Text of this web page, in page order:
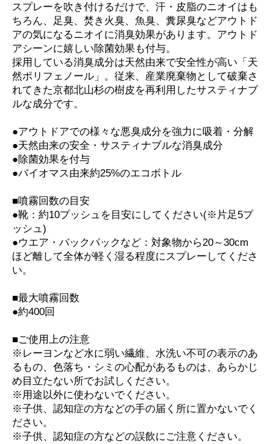
スプレーを吹き付けるだけで、汗・皮脂のニオイはも
ちろん、足臭、焚き火臭、魚臭、糞尿臭などアウトド
アの気になるニオイに消臭効果があります。アウトド
アシーンに嬉しい除菌効果も付与。
採用している消臭成分は天然由来で安全性が高い「天
然ポリフェノール」。従来、産業廃棄物として破棄さ
れてきた京都北山杉の樹皮を再利用したサスティナブ
ルな成分です。
●アウトドアでの様々な悪臭成分を強力に吸着・分解
●天然由来の安全・サスティナブルな消臭成分
●除菌効果を付与
●バイオマス由来約25%のエコボトル
■噴霧回数の目安
●靴：約10プッシュを目安にしてください(※片足5プ
ッシュ)
●ウエア・バックパックなど：対象物から20～30cm
ほど離して全体が軽く湿る程度にスプレーしてくださ
い。
■最大噴霧回数
●約400回
■ご使用上の注意
※レーヨンなど水に弱い繊維、水洗い不可の表示のあ
るもの、色落ち・シミの心配があるものは、あらかじ
め目立たない所でお試しください。
※用途以外に使わないでください。
※子供、認知症の方などの手の届く所に置かないでく
ださい。
※子供、認知症の方などの誤飲にご注意ください。